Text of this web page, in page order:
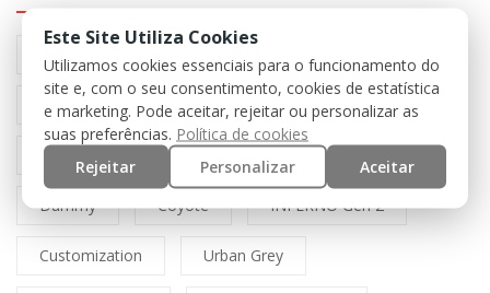
Preto Black
Multicam Mfh Boné Cordura
Lasercut Spitfire Direct Action
Dummy Coyote INFERNO Gen 2
Customization Urban Grey
Este Site Utiliza Cookies
Utilizamos cookies essenciais para o funcionamento do
site e, com o seu consentimento, cookies de estatística
e marketing. Pode aceitar, rejeitar ou personalizar as
suas preferências. Política de cookies
Rejeitar
Personalizar Aceitar